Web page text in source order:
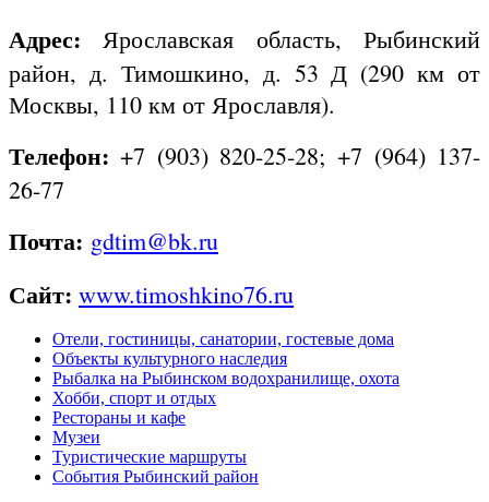
Адрес: Ярославская область, Рыбинский
район, д. Тимошкино, д. 53 Д (290 км от
Москвы, 110 км от Ярославля).
Телефон: +7 (903) 820-25-28;+7 (964) 137-
26-77
Почта: gdtim@bk.ru
Сайт: www.timoshkino76.ru
Отели, гостиницы, санатории, гостевые дома
Объекты культурного наследия
Рыбалка на Рыбинском водохранилище, охота
Хобби, спорт и отдых
Рестораны и кафе
Музеи
Туристические маршруты
События Рыбинский район